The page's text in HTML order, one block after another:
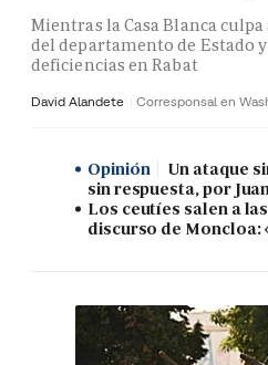
Mientras la Casa Blanca
del departamento de Estado
deficiencias en Rabat
David Alandete Corresponsal en
Opinión
Un ataque
sin respuesta, por
Los ceutíes salen a
discurso de Moncloa: